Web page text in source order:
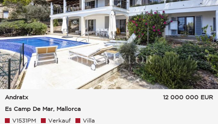
Andratx
Es Camp De Mar, Mallorca
12 000 000 EUR
V1531PM Verkauf Villa